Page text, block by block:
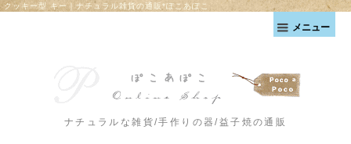
クッキー型 キー｜ナチュラル雑貨の通販*ぽこあぽこ
メニュー
ナチュラルな雑貨/手作りの器/益子焼の通販